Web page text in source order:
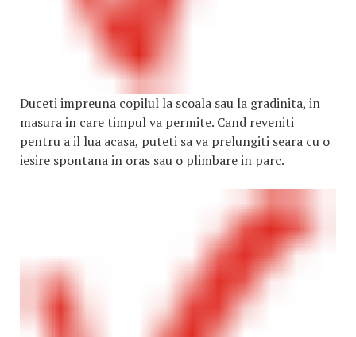
Duceti impreuna copilul la scoala sau la gradinita, in
masura in care timpul va permite. Cand reveniti
pentru a il lua acasa, puteti sa va prelungiti seara cu o
iesire spontana in oras sau o plimbare in parc.